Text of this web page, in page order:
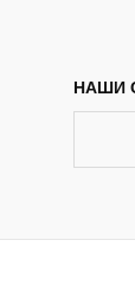
НАШИ